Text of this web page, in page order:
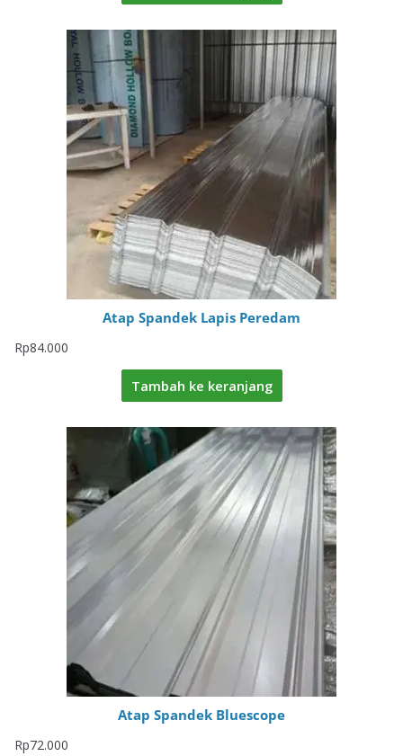
Atap Spandek Lapis Peredam
Rp84.000
Tambah ke keranjang
Atap Spandek Bluescope
Rp72.000